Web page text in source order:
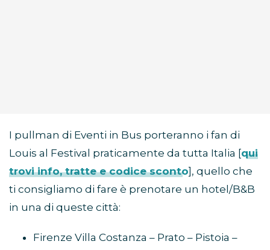
I pullman di Eventi in Bus porteranno i fan di
Louis al Festival praticamente da tutta Italia [qui
trovi info, tratte e codice sconto], quello che
ti consigliamo di fare è prenotare un hotel/B&B
in una di queste città:
Firenze Villa Costanza – Prato – Pistoia –